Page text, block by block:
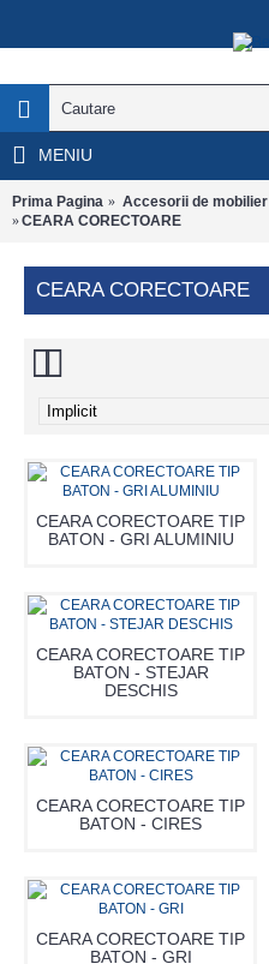
MENIU
Prima Pagina Accesorii de mobilier
CEARA CORECTOARE
CEARA CORECTOARE
CEARA CORECTOARE TIP
BATON - GRI ALUMINIU
CEARA CORECTOARE TIP
BATON - STEJAR
DESCHIS
CEARA CORECTOARE TIP
BATON - CIRES
CEARA CORECTOARE TIP
BATON - GRI